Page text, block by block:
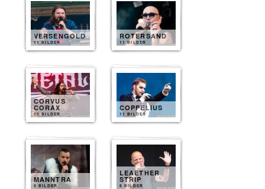
VERSENGOLD
11 BILDER
ROTERSAND
11 BILDER
CORVUS
CORAX
11 BILDER
COPPELIUS
11 BILDER
MANNTRA
9 BILDER
LEAETHER
STRIP
8 BILDER